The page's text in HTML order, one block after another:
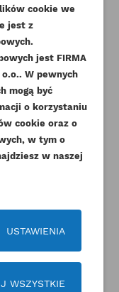
nową listę życzeń
listę życzeń
na
Zaloguj się
WAŁU
PRZÓD 1000 1100...
2418F436-ORG
Dostępny
cookie we
jest z
jest FIRMA
o.o.. W pewnych
mogą być
o korzystaniu
cookie oraz o
w tym o
w naszej
USTAWIENIA
WSZYSTKIE